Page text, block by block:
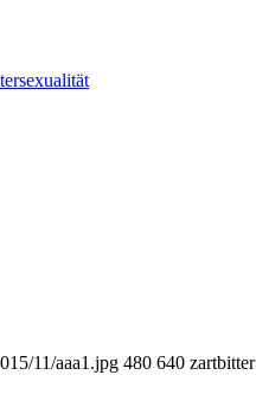
11/aaa1.jpg 480 640 zartbitter